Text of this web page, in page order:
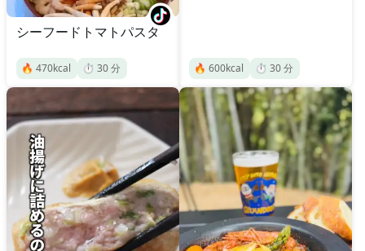
シーフードトマトパスタ
🔥 470kcal ⏱️ 30分 🔥 600kcal ⏱️ 30分